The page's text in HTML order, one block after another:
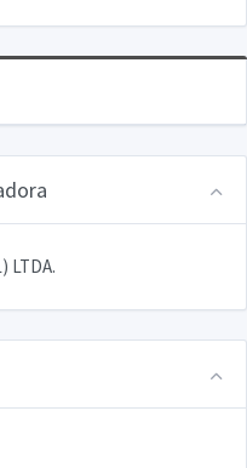
LTDA.